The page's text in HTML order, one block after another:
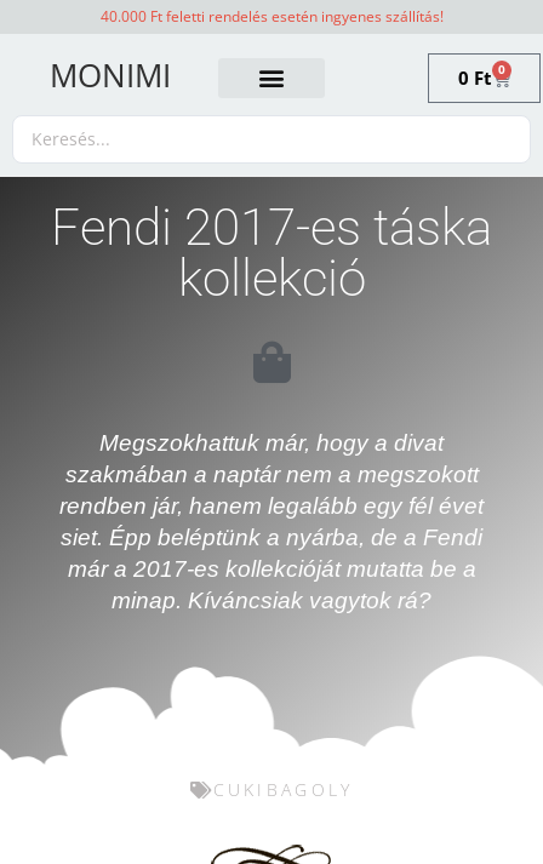
40.000 Ft feletti rendelés esetén ingyenes szállítás!
MONIMI 0 Ft 0
Fendi 2017-es táska
kollekció
Megszokhattuk már, hogy a divat
szakmában a naptár nem a megszokott
rendben jár, hanem legalább egy fél évet
siet. Épp beléptünk a nyárba, de a Fendi
már a 2017-es kollekcióját mutatta be a
minap. Kíváncsiak vagytok rá?
CUKIBAGOLY